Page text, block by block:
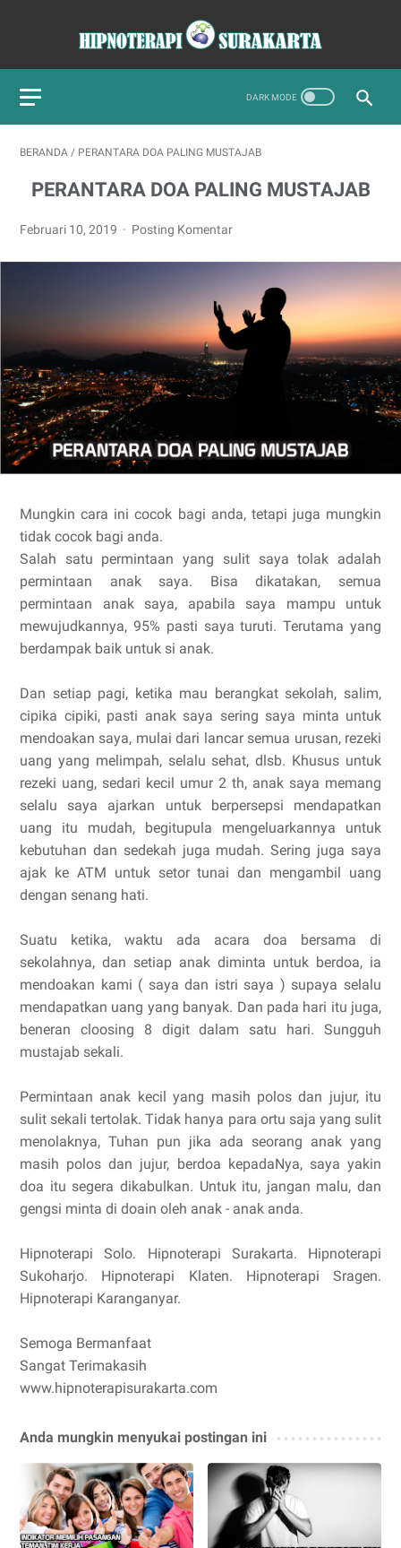
BERANDA / PERANTARA DOA PALING MUSTAJAB
PERANTARA DOA PALING MUSTAJAB
Februari 10, 2019 Posting Komentar
Mungkin cara ini cocok bagi anda, tetapi juga mungkin
tidak cocok bagi anda.
Salah satu permintaan yang sulit saya tolak adalah
permintaan anak saya. Bisa dikatakan, semua
permintaan anak saya, apabila saya mampu untuk
mewujudkannya, 95% pasti saya turuti. Terutama yang
berdampak baik untuk si anak.
Dan setiap pagi, ketika mau berangkat sekolah, salim,
cipika cipiki, pasti anak saya sering saya minta untuk
mendoakan saya, mulai dari lancar semua urusan, rezeki
uang yang melimpah, selalu sehat, dlsb. Khusus untuk
rezeki uang, sedari kecil umur 2 th, anak saya memang
selalu saya ajarkan untuk berpersepsi mendapatkan
uang itu mudah, begitupula mengeluarkannya untuk
kebutuhan dan sedekah juga mudah. Sering juga saya
ajak ke ATM untuk setor tunai dan mengambil uang
dengan senang hati.
Suatu ketika, waktu ada acara doa bersama di
sekolahnya, dan setiap anak diminta untuk berdoa, ia
mendoakan kami ( saya dan istri saya ) supaya selalu
mendapatkan uang yang banyak. Dan pada hari itu juga,
beneran cloosing 8 digit dalam satu hari. Sungguh
mustajab sekali.
Permintaan anak kecil yang masih polos dan jujur, itu
sulit sekali tertolak. Tidak hanya para ortu saja yang sulit
menolaknya, Tuhan pun jika ada seorang anak yang
masih polos dan jujur, berdoa kepadaNya, saya yakin
doa itu segera dikabulkan. Untuk itu, jangan malu, dan
gengsi minta di doain oleh anak - anak anda.
Hipnoterapi Solo. Hipnoterapi Surakarta. Hipnoterapi
Sukoharjo. Hipnoterapi Klaten. Hipnoterapi Sragen.
Hipnoterapi Karanganyar.
Semoga Bermanfaat
Sangat Terimakasih
www.hipnoterapisurakarta.com
Anda mungkin menyukai postingan ini